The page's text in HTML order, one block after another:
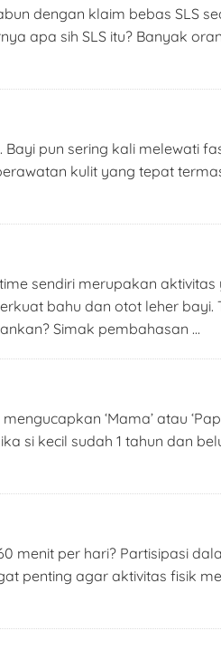
dengan klaim bebas SLS
apa sih SLS itu? Banyak
pun sering kali melewati
kulit yang tepat
sendiri merupakan aktivitas
bahu dan otot leher bayi.
Simak pembahasan …
‘Mama’ atau
si kecil sudah 1 tahun dan
menit per hari? Partisipasi
penting agar aktivitas fisik